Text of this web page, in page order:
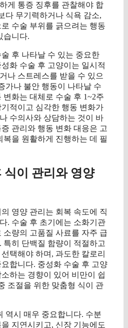
게 통증 징후를 관찰해야 합
다 무기력하거나 식욕 감소,
수술 부위를 긁으려는 행동
습니다.
후 나타날 수 있는 중요한
화 수술 후 고양이는 일시적
나 스트레스를 받을 수 있으
가나 불안 행동이 나타날 수
변화는 대체로 수술 후 1~2주
적이고 심각한 행동 변화가
수의사와 상담하는 것이 바
관리와 행동 변화 대응은 고
복을 원활하게 진행하는 데 필
식이 관리와 영양
영양 관리는 회복 속도에 직
. 수술 후 초기에는 소화기관
소량의 고품질 사료를 자주 급
특히 단백질 함량이 적절하고
택해야 하며, 과도한 칼로리
합니다. 중성화 수술 후 고양
하는 경향이 있어 비만이 쉽
조절을 위한 맞춤형 식이 관
역시 매우 중요합니다. 수분
지연시키고, 신장 기능에도